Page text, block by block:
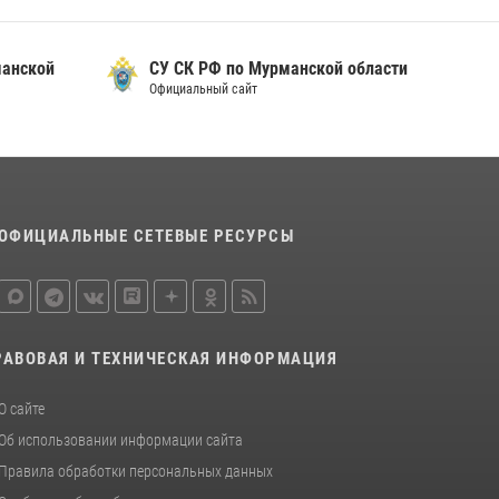
СУ СК РФ по Мурманской области
Официальный сайт
СЕТЕВЫЕ РЕСУРСЫ
И ТЕХНИЧЕСКАЯ ИНФОРМАЦИЯ
О сайте
Об использовании информации сайта
Правила обработки персональных данных